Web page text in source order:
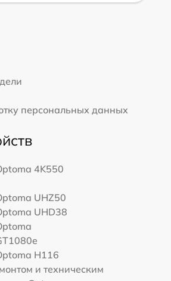
персональных данных
4K550
UHZ50
UHD38
H116
и техническим